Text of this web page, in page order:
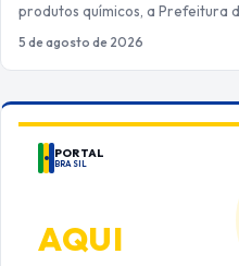
produtos químicos, a Prefeitura
5 de agosto de 2026
PORTAL
BRASIL
AQUI